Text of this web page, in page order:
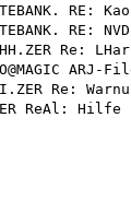
RE:
RE:
Re:
ARJ-
Re: